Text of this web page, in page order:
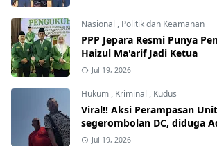
Nasional , Politik dan Keamanan
PPP Jepara Resmi Punya
Haizul Ma'arif Jadi Ketua
Jul 19, 2026
Hukum , Kriminal , Kudus
Viral!! Aksi Perampasan
segerombolan DC, diduga
Jul 19, 2026